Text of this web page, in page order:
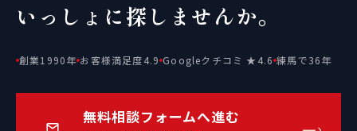
いっしょに探しませんか。
創業1990年 お客様満足度4.9 Googleクチコミ ★4.6 練馬で36年
無料相談フォームへ進む